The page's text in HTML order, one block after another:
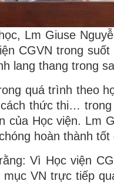
Lm Giuse
CGVN trong
lang thang trong
quá trình theo
thức thi…
Học viện. Lm
hoàn thành tốt
Vì Học viện
VN trực tiếp